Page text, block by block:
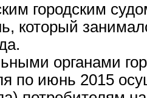
городским
который
органами
по июнь 2015